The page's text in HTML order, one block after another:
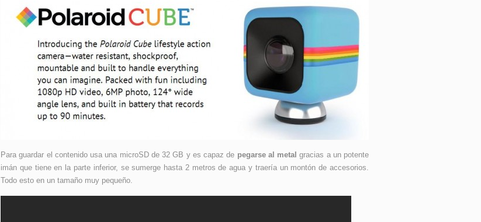
Para guardar el contenido usa una microSD de 32 GB y es capaz de pegarse al metal gracias a un potente
imán que tiene en la parte inferior, se sumerge hasta 2 metros de agua y traería un montón de accesorios.
Todo esto en un tamaño muy pequeño.